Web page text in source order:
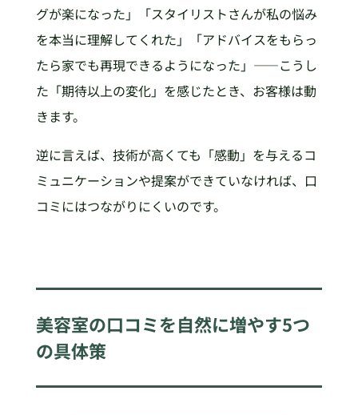
グが楽になった」「スタイリストさんが私の悩み
を本当に理解してくれた」「アドバイスをもらっ
たら家でも再現できるようになった」——こうし
た「期待以上の変化」を感じたとき、お客様は動
きます。
逆に言えば、技術が高くても「感動」を与えるコ
ミュニケーションや提案ができていなければ、口
コミにはつながりにくいのです。
美容室の口コミを自然に増やす5つ
の具体策